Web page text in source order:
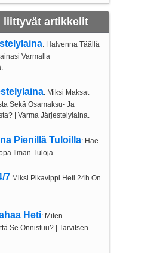
liittyvät artikkelit
: Halvenna Täällä
Varmalla
: Miksi Maksat
Sekä Osamaksu- Ja
| Varma Järjestelylaina.
Pienillä Tuloilla: Hae
Ilman Tuloja.
7 Miksi Pikavippi Heti 24h On
Heti: Miten
Se Onnistuu? | Tarvitsen